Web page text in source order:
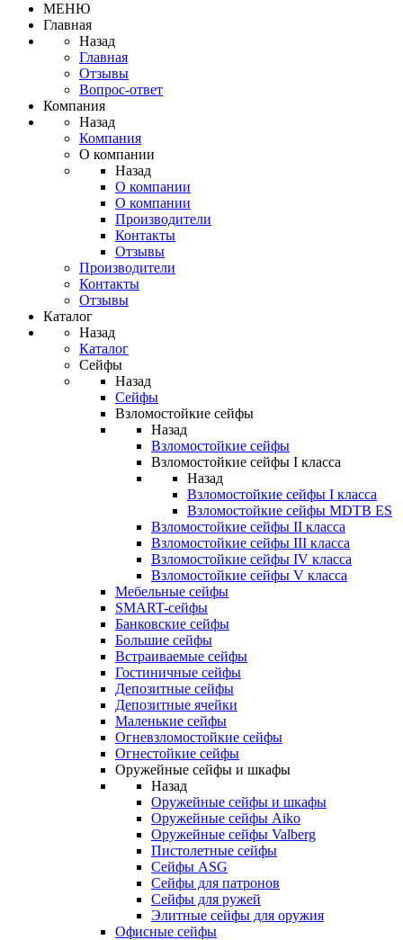
МЕНЮ
Главная
Назад
Главная
Отзывы
Вопрос-ответ
Компания
Назад
Компания
О компании
Назад
О компании
О компании
Производители
Контакты
Отзывы
Производители
Контакты
Отзывы
Каталог
Назад
Каталог
Сейфы
Назад
Сейфы
Взломостойкие сейфы
Назад
Взломостойкие сейфы
Взломостойкие сейфы I класса
Назад
Взломостойкие сейфы I класса
Взломостойкие сейфы MDTB ES
Взломостойкие сейфы II класса
Взломостойкие сейфы III класса
Взломостойкие сейфы IV класса
Взломостойкие сейфы V класса
Мебельные сейфы
SMART-сейфы
Банковские сейфы
Большие сейфы
Встраиваемые сейфы
Гостиничные сейфы
Депозитные сейфы
Депозитные ячейки
Маленькие сейфы
Огневзломостойкие сейфы
Огнестойкие сейфы
Оружейные сейфы и шкафы
Назад
Оружейные сейфы и шкафы
Оружейные сейфы Aiko
Оружейные сейфы Valberg
Пистолетные сейфы
Сейфы ASG
Сейфы для патронов
Сейфы для ружей
Элитные сейфы для оружия
Офисные сейфы